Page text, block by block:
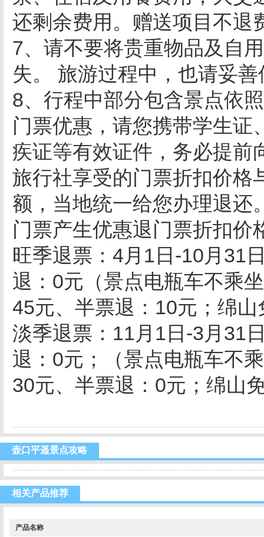
还剩余费用。赠送项目不退
7、请不要将贵重物品及自
失。 旅游过程中，也请妥善
8、行程中部分包含景点依
门票优惠，请您携带学生证
疾证等有效证件，务必提前
旅行社享受的门票折扣价格
额，当地统一给您办理退还
门票产生优惠退门票折扣价
旺季退票：4月1日-10月31
退：0元（景点电瓶车不乘
45元、半票退：10元；绵
淡季退票：11月1日-3月31
退：0元；（景点电瓶车不
30元、半票退：0元；绵山
壶口平遥景点攻略
相关产品推荐
产品名称